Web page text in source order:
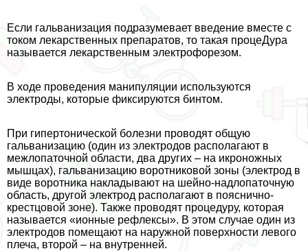
Если гальванизация подразумевает введение вместе с
током лекарственных препаратов, то такая процеДypa
называется лекарственным электрофорезом.
В ходе проведения манипуляции используются
электроды, которые фиксируются бинтом.
При гипертонической болезни проводят общую
гальванизацию (один из электродов располагают в
межлопаточной области, два других – на икроножных
мышцах), гальванизацию воротниковой зоны (электрод в
виде воротника накладывают на шейно-надлопаточную
область, другой электрод располагают в пояснично-
крестцовой зоне). Также проводят процедуру, которая
называется «ионные рефлексы». В этом случае один из
электродов помещают на наружной поверхности левого
плеча, второй – на внутренней.